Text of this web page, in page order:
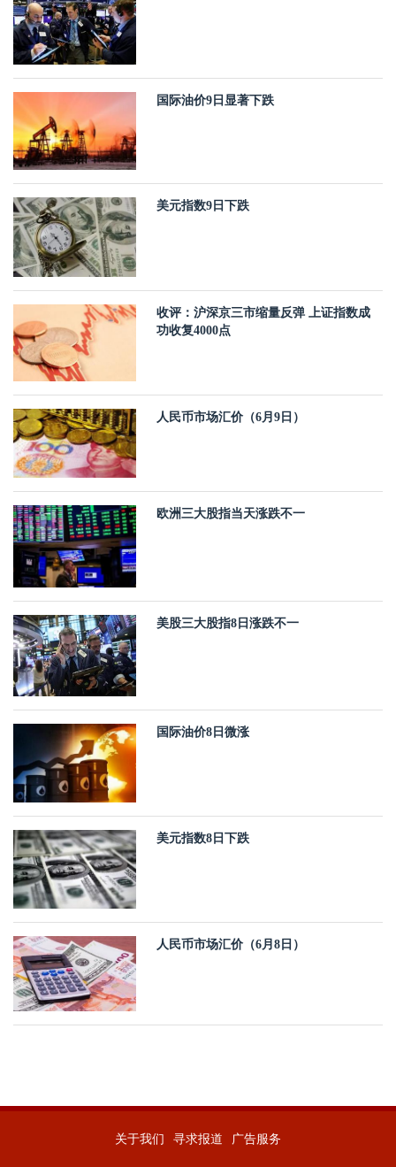
国际油价9日显著下跌
美元指数9日下跌
收评：沪深京三市缩量反弹 上证指数成
功收复4000点
人民币市场汇价（6月9日）
欧洲三大股指当天涨跌不一
美股三大股指8日涨跌不一
国际油价8日微涨
美元指数8日下跌
人民币市场汇价（6月8日）
关于我们 寻求报道 广告服务